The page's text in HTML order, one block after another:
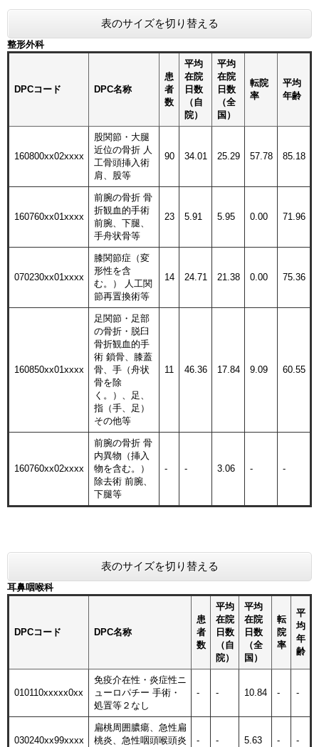
表のサイズを切り替える
整形外科
DPCコード DPC名称
患
者
数
平均
在院
日数
（自
院）
平均
在院
日数
（全
国）
転院
率
平均
年齢
160800xx02xxxx
股関節・大腿
近位の骨折 人
工骨頭挿入術
肩、股等
90 34.01 25.29 57.78 85.18
160760xx01xxxx
前腕の骨折 骨
折観血的手術
前腕、下腿、
手舟状骨等
23 5.91 5.95 0.00 71.96
070230xx01xxxx
膝関節症（変
形性を含
む。） 人工関
節再置換術等
14 24.71 21.38 0.00 75.36
160850xx01xxxx
足関節・足部
の骨折・脱臼
骨折観血的手
術 鎖骨、膝蓋
骨、手（舟状
骨を除
く。）、足、
指（手、足）
その他等
11 46.36 17.84 9.09 60.55
160760xx02xxxx
前腕の骨折 骨
内異物（挿入
物を含む。）
除去術 前腕、
下腿等
- - 3.06 - -
表のサイズを切り替える
耳鼻咽喉科
DPCコード DPC名称
患
者
数
平均
在院
日数
（自
院）
平均
在院
日数
（全
国）
転
院
率
平
均
年
齢
010110xxxxx0xx
免疫介在性・炎症性ニ
ューロパチー 手術・
処置等２なし
- - 10.84 - -
030240xx99xxxx
扁桃周囲膿瘍、急性扁
桃炎、急性咽頭喉頭炎
- - 5.63 - -